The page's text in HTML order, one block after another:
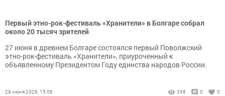
Первый этно-рок-фестиваль «Хранители» в Болгаре собрал
около 20 тысяч зрителей
27 июня в древнем Болгаре состоялся первый Поволжский
этно-рок-фестиваль «Хранители», приуроченный к
объявленному Президентом Году единства народов России.
29 июня 2026, 15:08 336 0 0